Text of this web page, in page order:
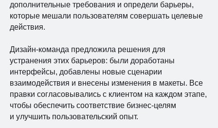
дополнительные требования и определи барьеры,
которые мешали пользователям совершать целевые
действия.
Дизайн-команда предложила решения для
устранения этих барьеров: были доработаны
интерфейсы, добавлены новые сценарии
взаимодействия и внесены изменения в макеты. Все
правки согласовывались с клиентом на каждом этапе,
чтобы обеспечить соответствие бизнес-целям
и улучшить пользовательский опыт.